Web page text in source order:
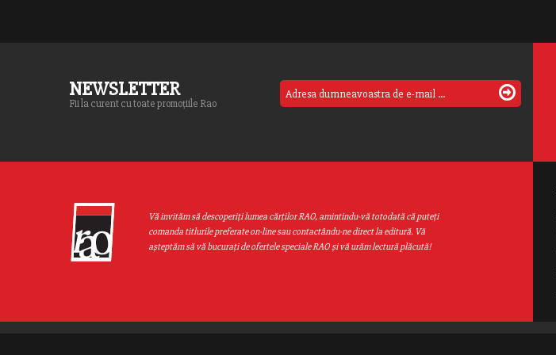
NEWSLETTER
Fii la curent cu toate promoțiile Rao
Vă invităm să descoperiţi lumea cărţilor RAO, amintindu-vă totodată că puteţi
comanda titlurile preferate on-line sau contactându-ne direct la editură. Vă
aşteptăm să vă bucuraţi de ofertele speciale RAO şi vă urăm lectură plăcută!